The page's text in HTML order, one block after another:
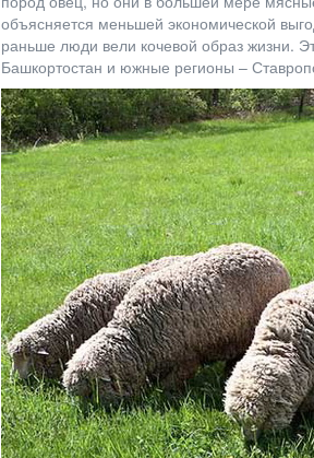
объясняется меньшей экономической
раньше люди вели кочевой образ жизни.
Башкортостан и южные регионы –